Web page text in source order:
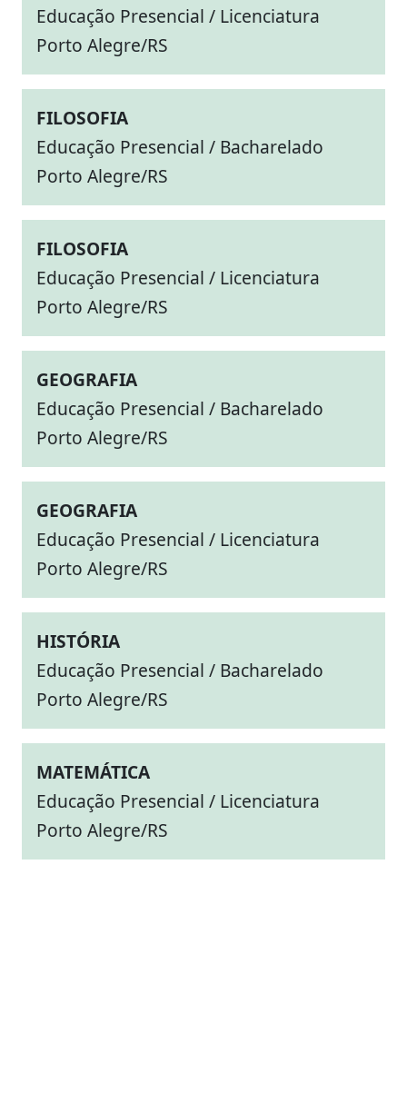
Educação Presencial / Licenciatura
Porto Alegre/RS
FILOSOFIA
Educação Presencial / Bacharelado
Porto Alegre/RS
FILOSOFIA
Educação Presencial / Licenciatura
Porto Alegre/RS
GEOGRAFIA
Educação Presencial / Bacharelado
Porto Alegre/RS
GEOGRAFIA
Educação Presencial / Licenciatura
Porto Alegre/RS
HISTÓRIA
Educação Presencial / Bacharelado
Porto Alegre/RS
MATEMÁTICA
Educação Presencial / Licenciatura
Porto Alegre/RS